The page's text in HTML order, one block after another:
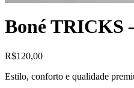
Boné TRICKS
R$120,00
Estilo, conforto e qualidade